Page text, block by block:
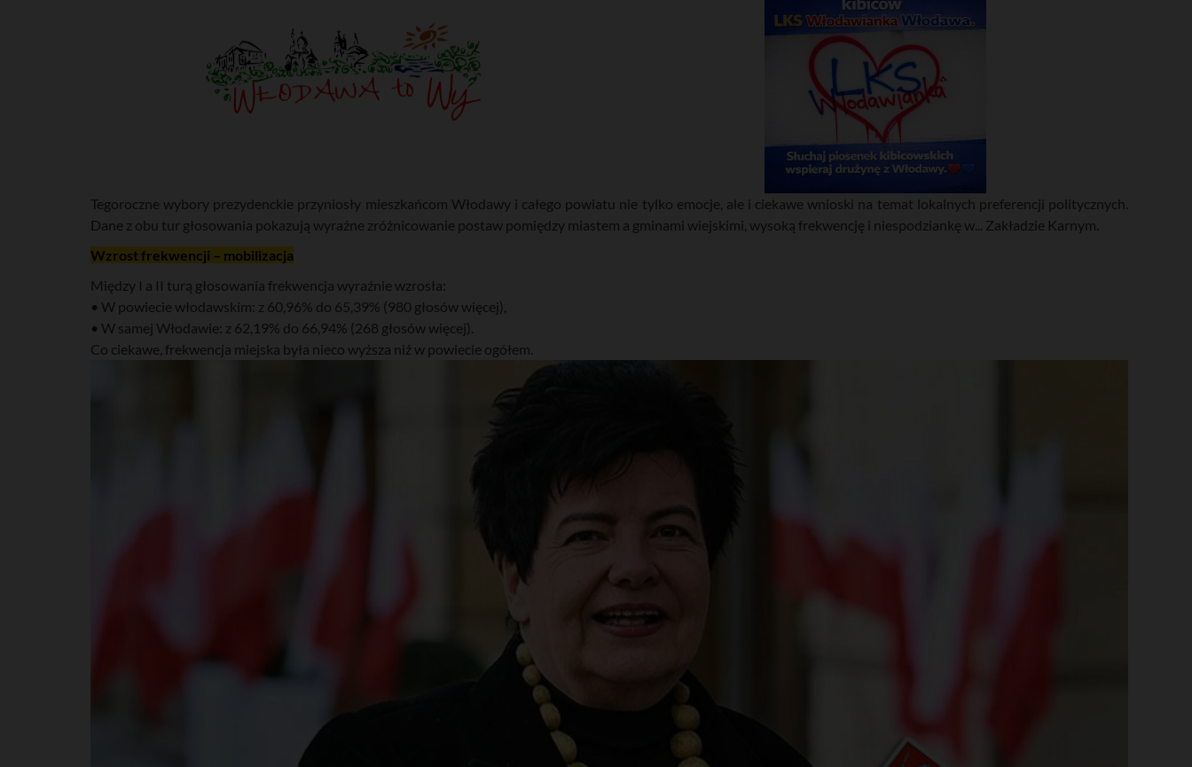
Tegoroczne wybory prezydenckie przyniosły mieszkańcom Włodawy i całego powiatu nie tylko emocje, ale i ciekawe wnioski na temat lokalnych preferencji politycznych.
Dane z obu tur głosowania pokazują wyraźne zróżnicowanie postaw pomiędzy miastem a gminami wiejskimi, wysoką frekwencję i niespodziankę w... Zakładzie Karnym.
Wzrost frekwencji – mobilizacja
Między I a II turą głosowania frekwencja wyraźnie wzrosła:
• W powiecie włodawskim: z 60,96% do 65,39% (980 głosów więcej),
• W samej Włodawie: z 62,19% do 66,94% (268 głosów więcej).
Co ciekawe, frekwencja miejska była nieco wyższa niż w powiecie ogółem.